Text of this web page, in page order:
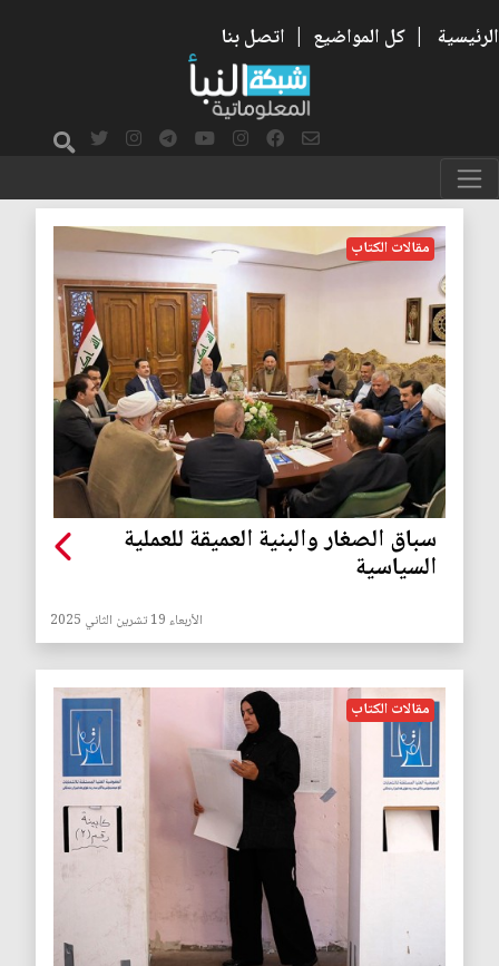
الرئيسية | كل المواضيع | اتصل بنا
النظام السياسي
مقالات الكتاب
سباق الصغار والبنية العميقة للعملية
السياسية
الأربعاء 19 تشرين الثاني 2025
مقالات الكتاب